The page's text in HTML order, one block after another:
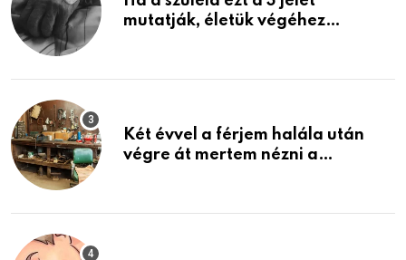
mutatják, életük végéhez
Két évvel a férjem halála után
végre át mertem nézni a
életemet